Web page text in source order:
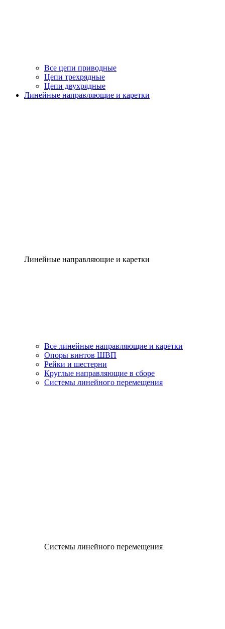
Все цепи приводные
Цепи трехрядные
Цепи двухрядные
Линейные направляющие и каретки
Линейные направляющие и каретки
Все линейные направляющие и каретки
Опоры винтов ШВП
Рейки и шестерни
Круглые направляющие в сборе
Системы линейного перемещения
Системы линейного перемещения